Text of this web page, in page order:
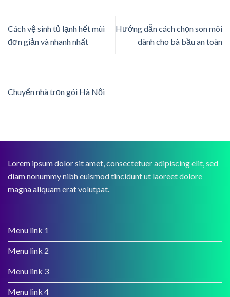
Cách vệ sinh tủ lạnh hết mùi
đơn giản và nhanh nhất
Hướng dẫn cách chọn son môi
dành cho bà bầu an toàn
Chuyển nhà trọn gói Hà Nội
Lorem ipsum dolor sit amet, consectetuer adipiscing elit, sed
diam nonummy nibh euismod tincidunt ut laoreet dolore
magna aliquam erat volutpat.
Menu link 1
Menu link 2
Menu link 3
Menu link 4